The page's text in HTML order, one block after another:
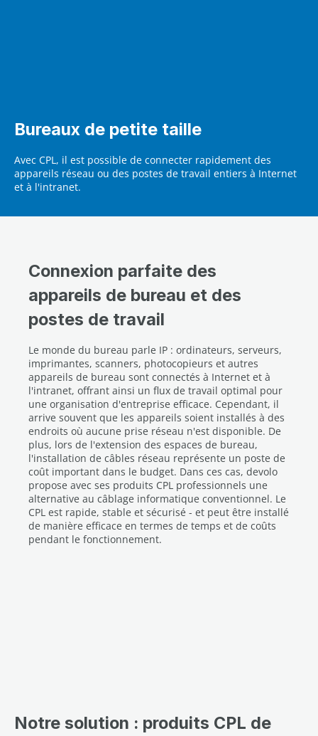
Bureaux de petite taille
Avec CPL, il est possible de connecter rapidement des
appareils réseau ou des postes de travail entiers à Internet
et à l'intranet.
Connexion parfaite des
appareils de bureau et des
postes de travail
Le monde du bureau parle IP : ordinateurs, serveurs,
imprimantes, scanners, photocopieurs et autres
appareils de bureau sont connectés à Internet et à
l'intranet, offrant ainsi un flux de travail optimal pour
une organisation d'entreprise efficace. Cependant, il
arrive souvent que les appareils soient installés à des
endroits où aucune prise réseau n'est disponible. De
plus, lors de l'extension des espaces de bureau,
l'installation de câbles réseau représente un poste de
coût important dans le budget. Dans ces cas, devolo
propose avec ses produits CPL professionnels une
alternative au câblage informatique conventionnel. Le
CPL est rapide, stable et sécurisé - et peut être installé
de manière efficace en termes de temps et de coûts
pendant le fonctionnement.
Notre solution : produits CPL de